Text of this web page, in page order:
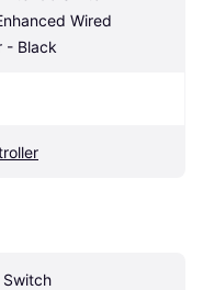
Wired
- Black